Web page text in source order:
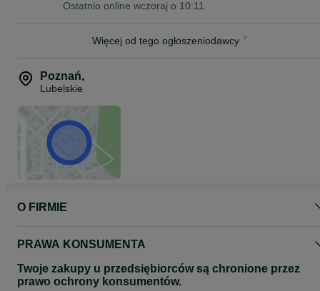
adres oraz numer telefonu.
Ostatnio online wczoraj o 10:11
Więcej od tego ogłoszeniodawcy
Poznań,
Lubelskie
O FIRMIE
PRAWA KONSUMENTA
Twoje zakupy u przedsiębiorców są chronione przez
prawo ochrony konsumentów.